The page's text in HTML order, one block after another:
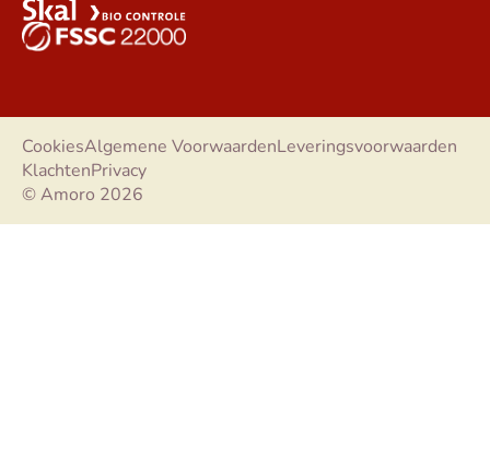
© Amoro 2026
CookiesAlgemene VoorwaardenLeveringsvoorwaarden
KlachtenPrivacy